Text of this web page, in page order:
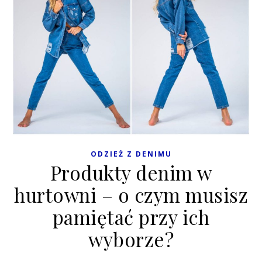
ODZIEŻ Z DENIMU
Produkty denim w
hurtowni – o czym musisz
pamiętać przy ich
wyborze?